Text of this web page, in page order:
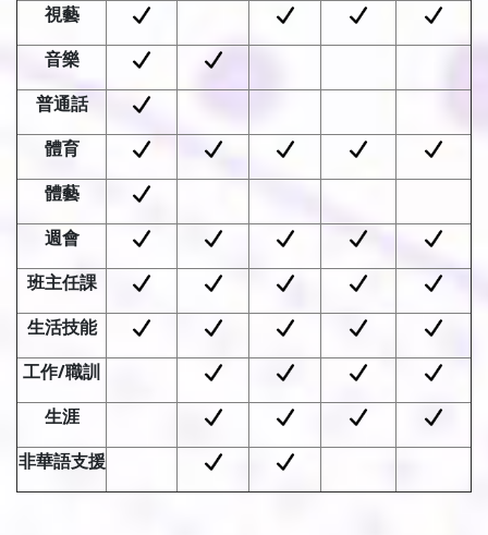
視藝
音樂
普通話
體育
體藝
週會
班主任課
生活技能
工作/職訓
生涯
非華語支援